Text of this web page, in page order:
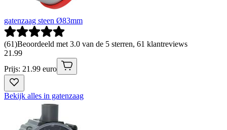
gatenzaag steen Ø83mm
(61)Beoordeeld met 3.0 van de 5 sterren, 61 klantreviews
21 .99
Prijs: 21.99 euro
Bekijk alles in gatenzaag